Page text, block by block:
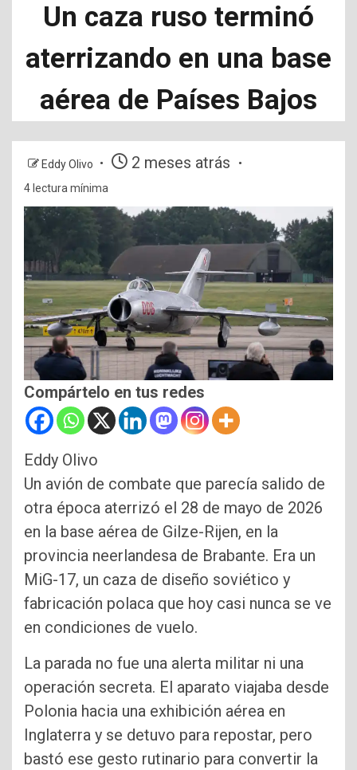
Un caza ruso terminó
aterrizando en una base
aérea de Países Bajos
Eddy Olivo 2 meses atrás
4 lectura mínima
Compártelo en tus redes
Eddy Olivo
Un avión de combate que parecía salido de
otra época aterrizó el 28 de mayo de 2026
en la base aérea de Gilze-Rijen, en la
provincia neerlandesa de Brabante. Era un
MiG-17, un caza de diseño soviético y
fabricación polaca que hoy casi nunca se ve
en condiciones de vuelo.
La parada no fue una alerta militar ni una
operación secreta. El aparato viajaba desde
Polonia hacia una exhibición aérea en
Inglaterra y se detuvo para repostar, pero
bastó ese gesto rutinario para convertir la